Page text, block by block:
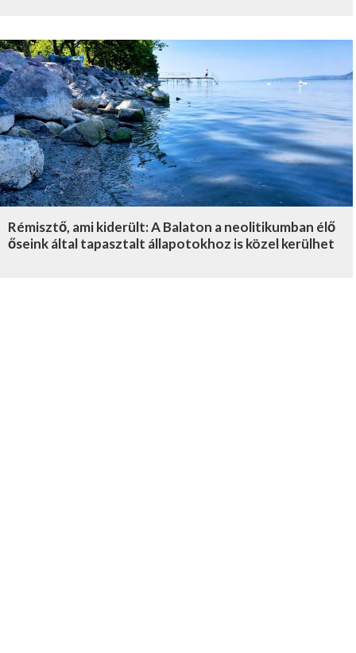
Rémisztő, ami kiderült: A Balaton a neolitikumban élő
őseink által tapasztalt állapotokhoz is közel kerülhet